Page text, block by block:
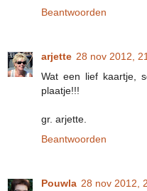
Beantwoorden
arjette 28 nov 2012,
Wat een lief kaartje,
plaatje!!!
gr. arjette.
Beantwoorden
Pouwla 28 nov 2012,